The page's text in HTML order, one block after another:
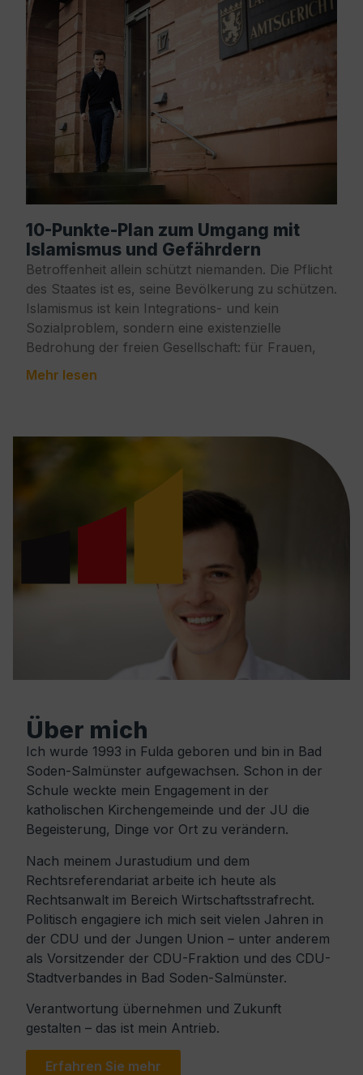
10-Punkte-Plan zum Umgang mit
Islamismus und Gefährdern
Betroffenheit allein schützt niemanden. Die Pflicht
des Staates ist es, seine Bevölkerung zu schützen.
Islamismus ist kein Integrations- und kein
Sozialproblem, sondern eine existenzielle
Bedrohung der freien Gesellschaft: für Frauen,
Mehr lesen
Über mich
Ich wurde 1993 in Fulda geboren und bin in Bad
Soden-Salmünster aufgewachsen. Schon in der
Schule weckte mein Engagement in der
katholischen Kirchengemeinde und der JU die
Begeisterung, Dinge vor Ort zu verändern.
Nach meinem Jurastudium und dem
Rechtsreferendariat arbeite ich heute als
Rechtsanwalt im Bereich Wirtschaftsstrafrecht.
Politisch engagiere ich mich seit vielen Jahren in
der CDU und der Jungen Union – unter anderem
als Vorsitzender der CDU-Fraktion und des CDU-
Stadtverbandes in Bad Soden-Salmünster.
Verantwortung übernehmen und Zukunft
gestalten – das ist mein Antrieb.
Erfahren Sie mehr